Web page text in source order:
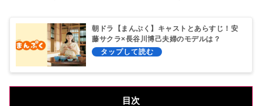
朝ドラ【まんぷく】キャストとあらすじ！安
藤サクラ×長谷川博己夫婦のモデルは？
目次